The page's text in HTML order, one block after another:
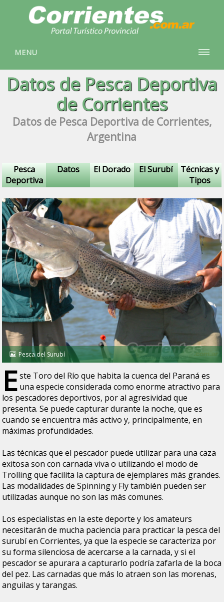
MENU
Datos de Pesca Deportiva
de Corrientes
Datos de Pesca Deportiva de Corrientes,
Argentina
Pesca
Deportiva
Datos El Dorado El Surubí
Técnicas y
Tipos
Pesca del Surubí
E ste Toro del Río que habita la cuenca del Paraná es
una especie considerada como enorme atractivo para
los pescadores deportivos, por al agresividad que
presenta. Se puede capturar durante la noche, que es
cuando se encuentra más activo y, principalmente, en
máximas profundidades.
Las técnicas que el pescador puede utilizar para una caza
exitosa son con carnada viva o utilizando el modo de
Trolling que facilita la captura de ejemplares más grandes.
Las modalidades de Spinning y Fly también pueden ser
utilizadas aunque no son las más comunes.
Los especialistas en la este deporte y los amateurs
necesitarán de mucha paciencia para practicar la pesca del
surubí en Corrientes, ya que la especie se caracteriza por
su forma silenciosa de acercarse a la carnada, y si el
pescador se apurara a capturarlo podría zafarla de la boca
del pez. Las carnadas que más lo atraen son las morenas,
anguilas y tarangas.